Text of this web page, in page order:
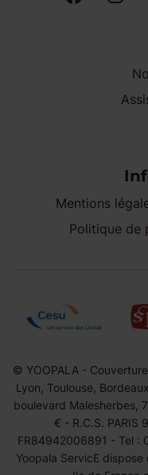
Mentions
Politique de
© YOOPALA -
Lyon, Toulouse,
boulevard Malesherbes,
€ - R.C.S. PARIS
FR84942006891 - Tel :
Yoopala ServicE dispose